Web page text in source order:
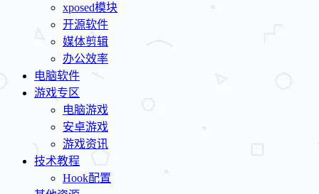
xposed模块
开源软件
媒体剪辑
办公效率
电脑软件
游戏专区
电脑游戏
安卓游戏
游戏资讯
技术教程
Hook配置